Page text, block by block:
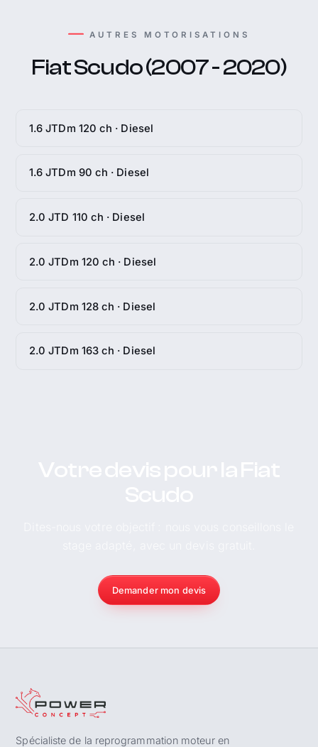
AUTRES MOTORISATIONS
Fiat Scudo (2007 - 2020)
1.6 JTDm 120 ch · Diesel
1.6 JTDm 90 ch · Diesel
2.0 JTD 110 ch · Diesel
2.0 JTDm 120 ch · Diesel
2.0 JTDm 128 ch · Diesel
2.0 JTDm 163 ch · Diesel
Demander mon devis
Spécialiste de la reprogrammation moteur en